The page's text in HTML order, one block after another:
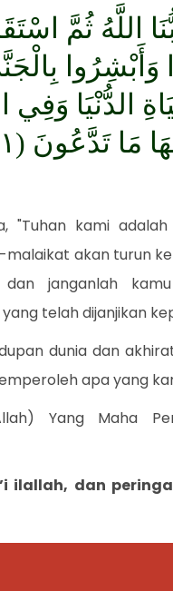
اللَّهُ ثُمَّ
الدُّنْيَا
نُزُلا مِنْ غَفُورٍ رَحِيمٍ (٣٢)
"Tuhan kami
malaikat akan turun
dan janganlah
telah dijanjikan
dunia dan
apa yang
Yang Maha
ilallah, dan